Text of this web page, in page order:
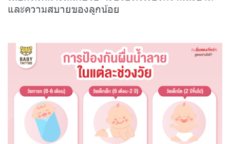
และความสบายของลูกน้อย